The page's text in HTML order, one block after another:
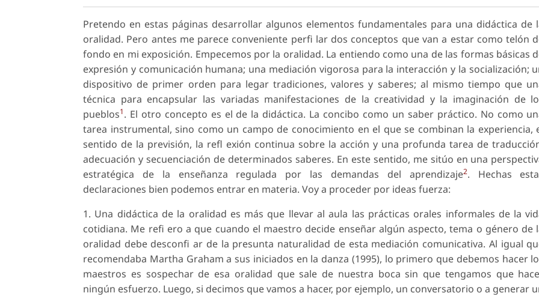
Pretendo en estas páginas desarrollar algunos elementos fundamentales para una didáctica de
oralidad. Pero antes me parece conveniente perfi lar dos conceptos que van a estar como telón
fondo en mi exposición. Empecemos por la oralidad. La entiendo como una de las formas básicas
expresión y comunicación humana; una mediación vigorosa para la interacción y la socialización;
dispositivo de primer orden para legar tradiciones, valores y saberes; al mismo tiempo que
técnica para encapsular las variadas manifestaciones de la creatividad y la imaginación de
pueblos1. El otro concepto es el de la didáctica. La concibo como un saber práctico. No como
tarea instrumental, sino como un campo de conocimiento en el que se combinan la experiencia,
sentido de la previsión, la refl exión continua sobre la acción y una profunda tarea de
adecuación y secuenciación de determinados saberes. En este sentido, me sitúo en una
estratégica de la enseñanza regulada por las demandas del aprendizaje2. Hechas
declaraciones bien podemos entrar en materia. Voy a proceder por ideas fuerza:
1. Una didáctica de la oralidad es más que llevar al aula las prácticas orales informales de la
cotidiana. Me refi ero a que cuando el maestro decide enseñar algún aspecto, tema o género de
oralidad debe desconfi ar de la presunta naturalidad de esta mediación comunicativa. Al igual
recomendaba Martha Graham a sus iniciados en la danza (1995), lo primero que debemos hacer
maestros es sospechar de esa oralidad que sale de nuestra boca sin que tengamos que
ningún esfuerzo. Luego, si decimos que vamos a hacer, por ejemplo, un conversatorio o a generar